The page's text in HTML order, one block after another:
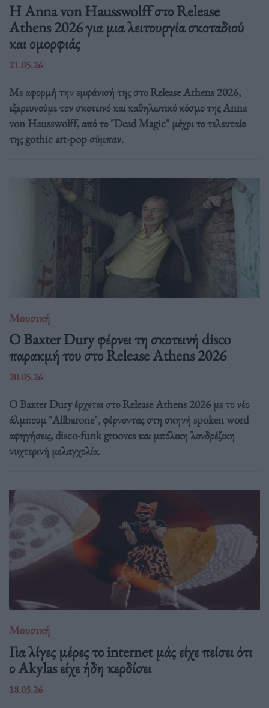
Η Anna von Hausswolff στο Release
Athens 2026 για μια λειτουργία σκοταδιού
και ομορφιάς
21.05.26
Με αφορμή την εμφάνισή της στο Release Athens 2026,
εξερευνούμε τον σκοτεινό και καθηλωτικό κόσμο της Anna
von Hausswolff, από το "Dead Magic" μέχρι το τελευταίο
της gothic art-pop σύμπαν.
Μουσική
Ο Baxter Dury φέρνει τη σκοτεινή disco
παρακμή του στο Release Athens 2026
20.05.26
Ο Baxter Dury έρχεται στο Release Athens 2026 με το νέο
άλμπουμ "Allbarone", φέρνοντας στη σκηνή spoken word
αφηγήσεις, disco-funk grooves και μπόλικη λονδρέζικη
νυχτερινή μελαγχολία.
Μουσική
Για λίγες μέρες το internet μάς είχε πείσει ότι
ο Akylas είχε ήδη κερδίσει
18.05.26